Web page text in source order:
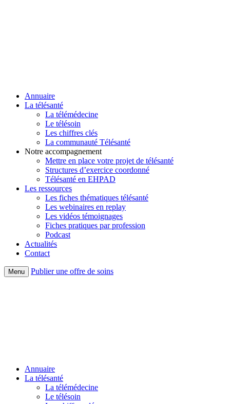
Annuaire
La télésanté
La télémédecine
Le télésoin
Les chiffres clés
La communauté Télésanté
Notre accompagnement
Mettre en place votre projet de télésanté
Structures d’exercice coordonné
Télésanté en EHPAD
Les ressources
Les fiches thématiques télésanté
Les webinaires en replay
Les vidéos témoignages
Fiches pratiques par profession
Podcast
Actualités
Contact
Menu Publier une offre de soins
Annuaire
La télésanté
La télémédecine
Le télésoin